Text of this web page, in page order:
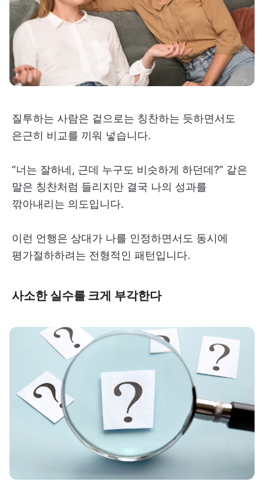
질투하는 사람은 겉으로는 칭찬하는 듯하면서도
은근히 비교를 끼워 넣습니다.
“너는 잘하네, 근데 누구도 비슷하게 하던데?” 같은
말은 칭찬처럼 들리지만 결국 나의 성과를
깎아내리는 의도입니다.
이런 언행은 상대가 나를 인정하면서도 동시에
평가절하하려는 전형적인 패턴입니다.
사소한 실수를 크게 부각한다